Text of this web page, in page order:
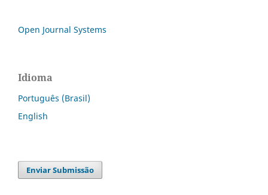
Open Journal Systems
Idioma
Português (Brasil)
English
Enviar Submissão